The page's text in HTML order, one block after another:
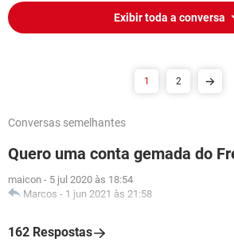
Exibir toda a conversa
1 2
Conversas semelhantes
Quero uma conta gemada do
maicon - 5 jul 2020 às 18:54
Marcos - 1 jun 2021 às 21:58
162 Respostas